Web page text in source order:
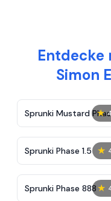
Entdecke
Simon
★
Sprunki Mustard
2
★
Sprunki Phase 1.5
★
Sprunki Phase 888